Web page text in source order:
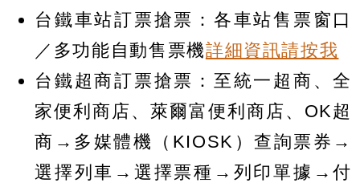
台鐵車站訂票搶票：各車站售票窗口
／多功能自動售票機詳細資訊請按我
台鐵超商訂票搶票：至統一超商、全
家便利商店、萊爾富便利商店、OK超
商→多媒體機（KIOSK）查詢票券→
選擇列車→選擇票種→列印單據→付